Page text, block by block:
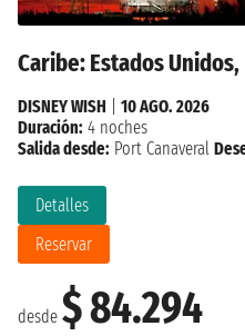
Caribe: Estados Unidos,
desde $ 84.294
Detalles
Reservar
DISNEY WISH
10 AGO. 2026
Duración: 4 noches
Salida desde: Port Canaveral